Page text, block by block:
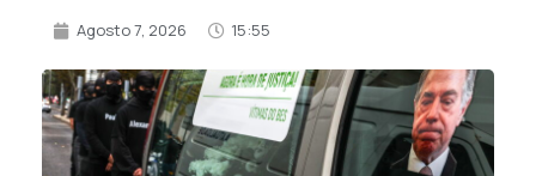
Agosto 7, 2026 15:55